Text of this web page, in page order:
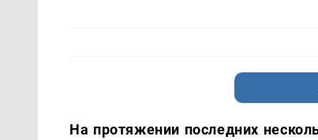
На протяжении последних